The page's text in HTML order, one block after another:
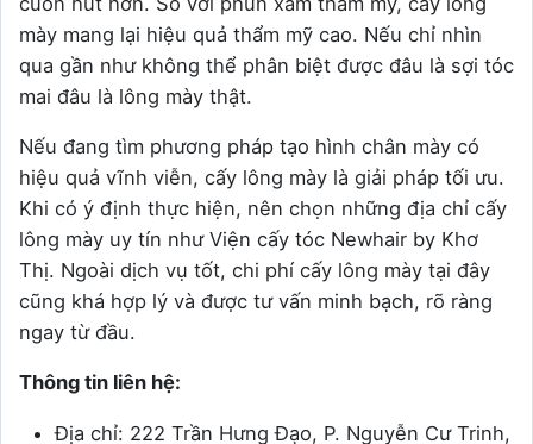
mày mang lại hiệu quả thẩm mỹ cao. Nếu chỉ nhìn
qua gần như không thể phân biệt được đâu là sợi tóc
mai đâu là lông mày thật.
Nếu đang tìm phương pháp tạo hình chân mày có
hiệu quả vĩnh viễn, cấy lông mày là giải pháp tối ưu.
Khi có ý định thực hiện, nên chọn những địa chỉ cấy
lông mày uy tín như Viện cấy tóc Newhair by Khơ
Thị. Ngoài dịch vụ tốt, chi phí cấy lông mày tại đây
cũng khá hợp lý và được tư vấn minh bạch, rõ ràng
ngay từ đầu.
Thông tin liên hệ:
Địa chỉ: 222 Trần Hưng Đạo, P. Nguyễn Cư Trinh,